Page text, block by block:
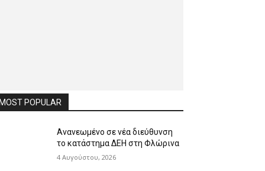
POPULAR
Ανανεωμένο σε νέα διεύθυνση
το κατάστημα ΔΕΗ στη Φλώρινα
4 Αυγούστου, 2026